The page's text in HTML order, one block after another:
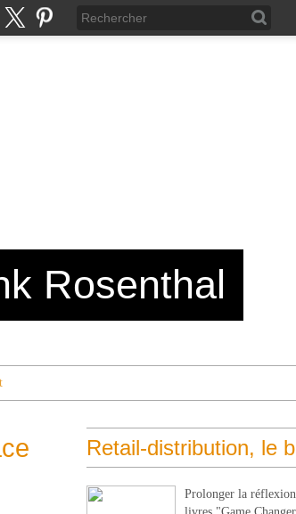
Rosenthal
Retail-distribution, le
Prolonger la